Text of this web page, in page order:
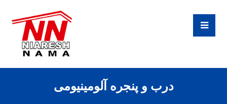
درب و پنجره آلومینیومی